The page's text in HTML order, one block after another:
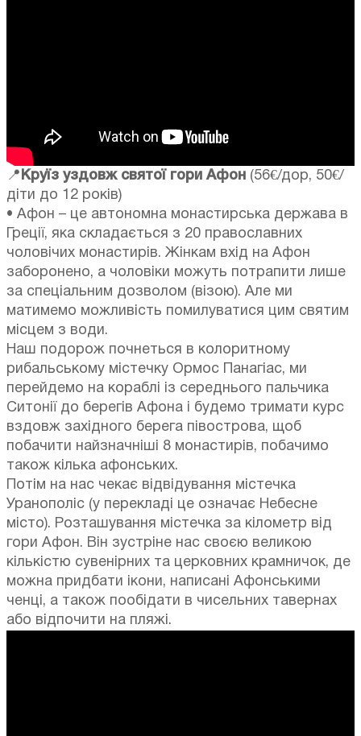
📍 Круїз уздовж святої гори Афон (56€/дор, 50€/
діти до 12 років)
• Афон – це автономна монастирська держава в
Греції, яка складається з 20 православних
чоловічих монастирів. Жінкам вхід на Афон
заборонено, а чоловіки можуть потрапити лише
за спеціальним дозволом (візою). Але ми
матимемо можливість помилуватися цим святим
місцем з води.
Наш подорож почнеться в колоритному
рибальському містечку Ормос Панагіас, ми
перейдемо на кораблі із середнього пальчика
Ситонії до берегів Афона і будемо тримати курс
вздовж західного берега півострова, щоб
побачити найзначніші 8 монастирів, побачимо
також кілька афонських.
Потім на нас чекає відвідування містечка
Уранополіс (у перекладі це означає Небесне
місто). Розташування містечка за кілометр від
гори Афон. Він зустріне нас своєю великою
кількістю сувенірних та церковних крамничок, де
можна придбати ікони, написані Афонськими
ченці, а також пообідати в чисельних тавернах
або відпочити на пляжі.